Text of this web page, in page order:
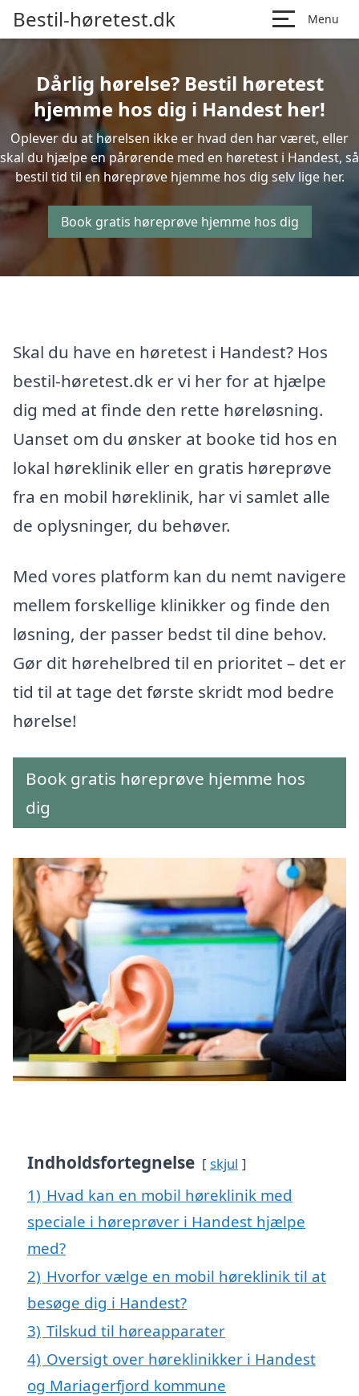
Bestil-høretest.dk Menu
Dårlig hørelse? Bestil høretest
hjemme hos dig i Handest her!
Oplever du at hørelsen ikke er hvad den har været, eller
skal du hjælpe en pårørende med en høretest i Handest, så
bestil tid til en høreprøve hjemme hos dig selv lige her.
Book gratis høreprøve hjemme hos dig
Skal du have en høretest i Handest? Hos
bestil-høretest.dk er vi her for at hjælpe
dig med at finde den rette høreløsning.
Uanset om du ønsker at booke tid hos en
lokal høreklinik eller en gratis høreprøve
fra en mobil høreklinik, har vi samlet alle
de oplysninger, du behøver.
Med vores platform kan du nemt navigere
mellem forskellige klinikker og finde den
løsning, der passer bedst til dine behov.
Gør dit hørehelbred til en prioritet – det er
tid til at tage det første skridt mod bedre
hørelse!
Book gratis høreprøve hjemme hos
dig
Indholdsfortegnelse skjul
1) Hvad kan en mobil høreklinik med
speciale i høreprøver i Handest hjælpe
med?
2) Hvorfor vælge en mobil høreklinik til at
besøge dig i Handest?
3) Tilskud til høreapparater
4) Oversigt over høreklinikker i Handest
og Mariagerfjord kommune